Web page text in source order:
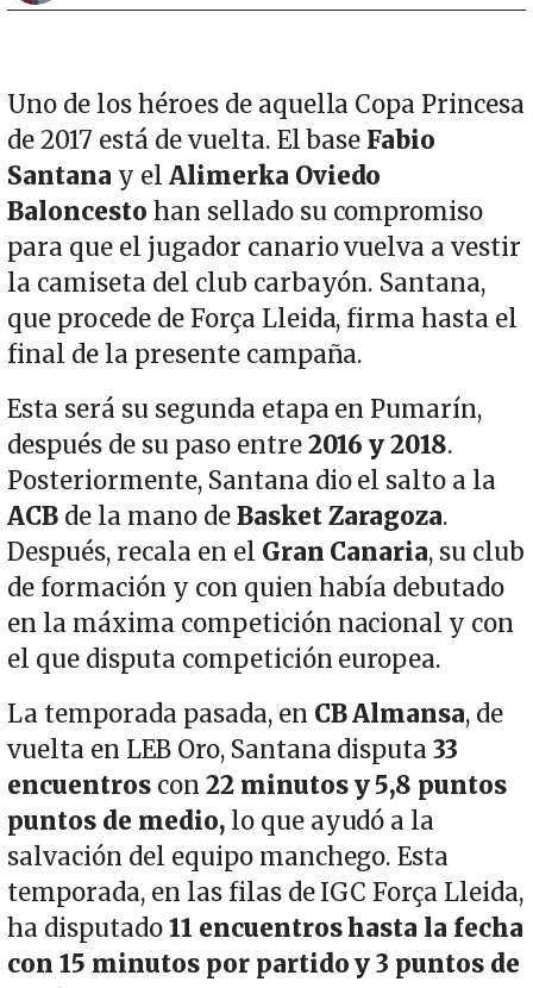
Uno de los héroes de aquella Copa Princesa
de 2017 está de vuelta. El base Fabio
Santana y el Alimerka Oviedo
Baloncesto han sellado su compromiso
para que el jugador canario vuelva a vestir
la camiseta del club carbayón. Santana,
que procede de Força Lleida, firma hasta el
final de la presente campaña.
Esta será su segunda etapa en Pumarín,
después de su paso entre2016 y 2018.
Posteriormente, Santana dio el salto a la
ACB de la mano deBasket Zaragoza.
Después, recala en el Gran Canaria, su club
de formación y con quien había debutado
en la máxima competición nacional y con
el que disputa competición europea.
La temporada pasada, en CB Almansa, de
vuelta en LEB Oro, Santana disputa33
encuentros con 22 minutos y 5,8 puntos
puntos de medio, lo que ayudó a la
salvación del equipo manchego. Esta
temporada, en las filas de IGC Força Lleida,
ha disputado11 encuentros hasta la fecha
con 15 minutos por partido y 3 puntos de